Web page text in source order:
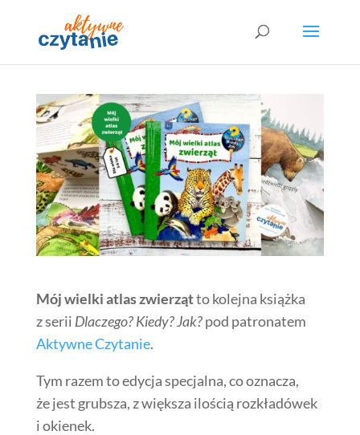
Mój wielki atlas zwierzątto kolejna książka
z serii Dlaczego? Kiedy? Jak?pod patronatem
Aktywne Czytanie.
Tym razem to edycja specjalna, co oznacza,
że jest grubsza, z większa ilością rozkładówek
i okienek.